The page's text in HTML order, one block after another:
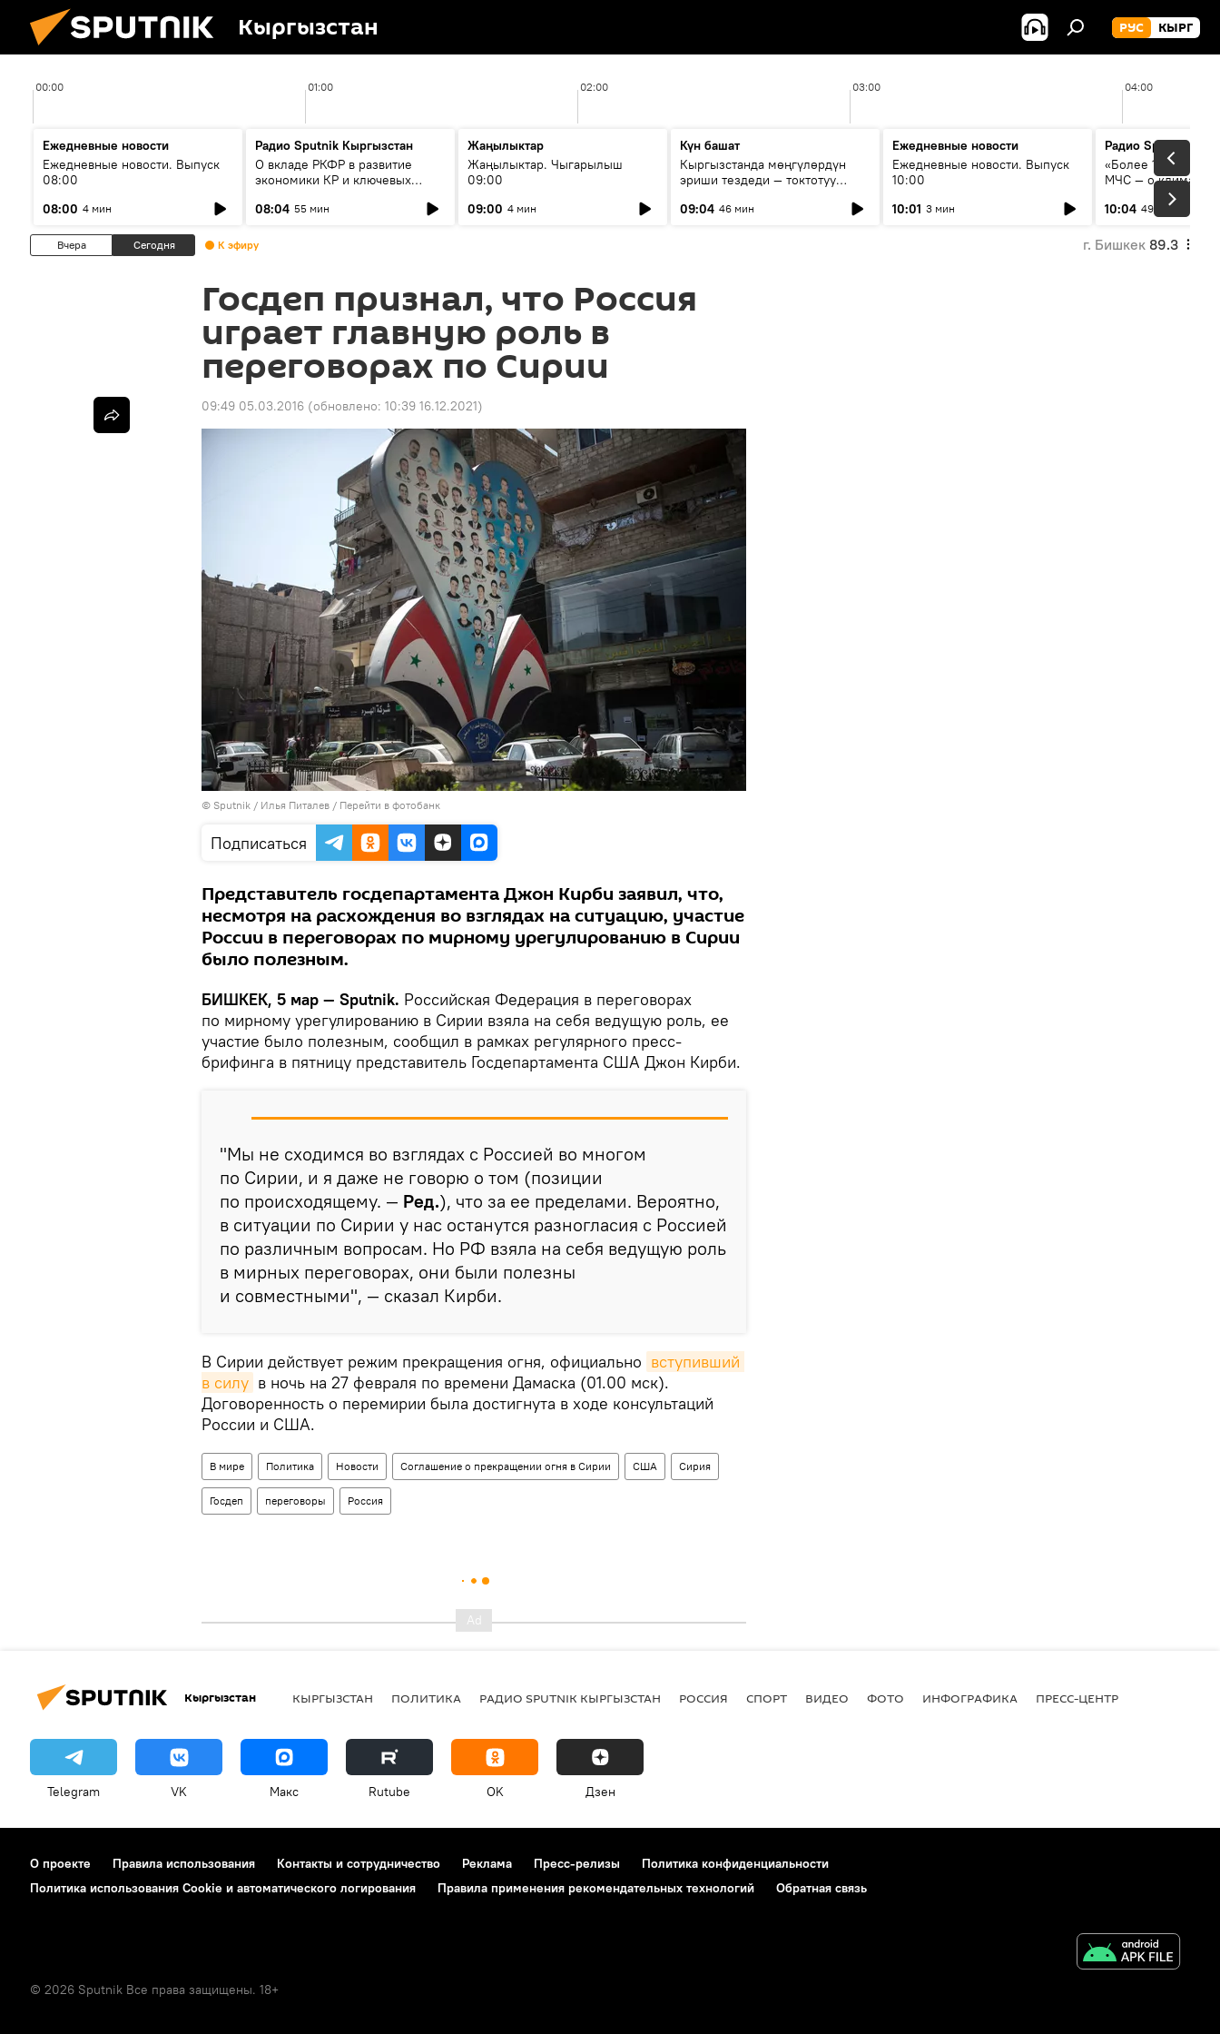
Кыргызстан РУС КЫРГ
00:00 01:00 02:00 03:00 04:00
Ежедневные новости
Ежедневные новости. Выпуск
08:00
08:00 4 мин
Радио Sputnik Кыргызстан
О вкладе РКФР в развитие
экономики КР и ключевых
08:04 55 мин
Жаңылыктар
Жаңылыктар. Чыгарылыш
09:00
09:00 4 мин
Күн башат
Кыргызстанда мөңгүлөрдүн
эриши тездеди — токтотуу
09:04 46 мин
Ежедневные новости
Ежедневные новости. Выпуск
10:00
10:01 3 мин
Радио Sputnik
«Более 1200 сёл в
МЧС — о климате,
системе
населения
10:04 49 мин
Вчера Сегодня К эфиру г. Бишкек 89.3
Госдеп признал, что Россия
играет главную роль в
переговорах по Сирии
09:49 05.03.2016 (обновлено: 10:39 16.12.2021)
© Sputnik / Илья Питалев / Перейти в фотобанк
Подписаться
Представитель госдепартамента Джон Кирби заявил, что,
несмотря на расхождения во взглядах на ситуацию, участие
России в переговорах по мирному урегулированию в Сирии
было полезным.
БИШКЕК, 5 мар — Sputnik. Российская Федерация в переговорах
по мирному урегулированию в Сирии взяла на себя ведущую роль, ее
участие было полезным, сообщил в рамках регулярного пресс-
брифинга в пятницу представитель Госдепартамента США Джон Кирби.
"Мы не сходимся во взглядах с Россией во многом
по Сирии, и я даже не говорю о том (позиции
по происходящему. — Ред.), что за ее пределами. Вероятно,
в ситуации по Сирии у нас останутся разногласия с Россией
по различным вопросам. Но РФ взяла на себя ведущую роль
в мирных переговорах, они были полезны
и совместными", — сказал Кирби.
В Сирии действует режим прекращения огня, официально вступивший
в силу в ночь на 27 февраля по времени Дамаска (01.00 мск).
Договоренность о перемирии была достигнута в ходе консультаций
России и США.
В мире Политика Новости Соглашение о прекращении огня в Сирии США Сирия
Госдеп переговоры Россия
Кыргызстан КЫРГЫЗСТАН ПОЛИТИКА РАДИО SPUTNIK КЫРГЫЗСТАН РОССИЯ СПОРТ ВИДЕО ФОТО ИНФОГРАФИКА ПРЕСС-ЦЕНТР
Telegram VK Макс Rutube OK Дзен
О проекте Правила использования Контакты и сотрудничество Реклама Пресс-релизы
Политика конфиденциальности
Политика использования Cookie и автоматического логирования
Правила применения рекомендательных технологий Обратная связь
© 2026 Sputnik Все права защищены. 18+